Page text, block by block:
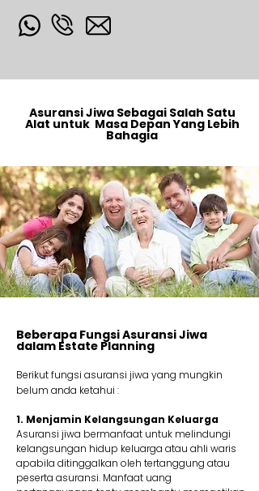
Asuransi Jiwa Sebagai Salah Satu
Alat untuk Masa Depan Yang Lebih
Bahagia
Beberapa Fungsi Asuransi Jiwa
dalam Estate Planning
Berikut fungsi asuransi jiwa yang mungkin
belum anda ketahui :
1. Menjamin Kelangsungan Keluarga
Asuransi jiwa bermanfaat untuk melindungi
kelangsungan hidup keluarga atau ahli waris
apabila ditinggalkan oleh tertanggung atau
peserta asuransi. Manfaat uang